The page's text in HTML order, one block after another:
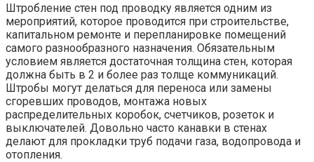
Штробление стен под проводку является одним из
мероприятий, которое проводится при строительстве,
капитальном ремонте и перепланировке помещений
самого разнообразного назначения. Обязательным
условием является достаточная толщина стен, которая
должна быть в 2 и более раз толще коммуникаций.
Штробы могут делаться для переноса или замены
сгоревших проводов, монтажа новых
распределительных коробок, счетчиков, розеток и
выключателей. Довольно часто канавки в стенах
делают для прокладки труб подачи газа, водопровода и
отопления.